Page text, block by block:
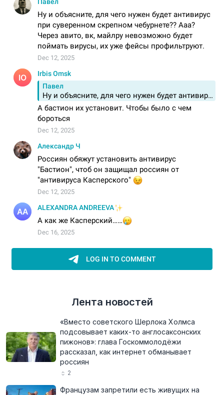
Лента новостей
«Вместо советского Шерлока Холмса
подсовывает каких-то англосаксонских
пижонов»: глава Госкоммолодёжи
рассказал, как интернет обманывает
россиян
2
Французам запретили есть живущих на